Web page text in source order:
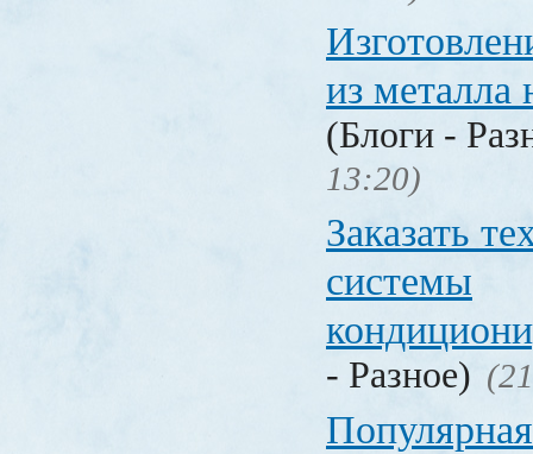
из
(Блоги -
13:20)
Заказать
системы
- Разное)